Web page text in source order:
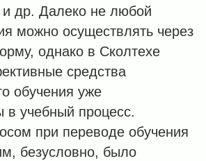
и др. Далеко не любой
можно осуществлять через
однако в Сколтехе
средства
обучения уже
в учебный процесс.
при переводе обучения
безусловно, было